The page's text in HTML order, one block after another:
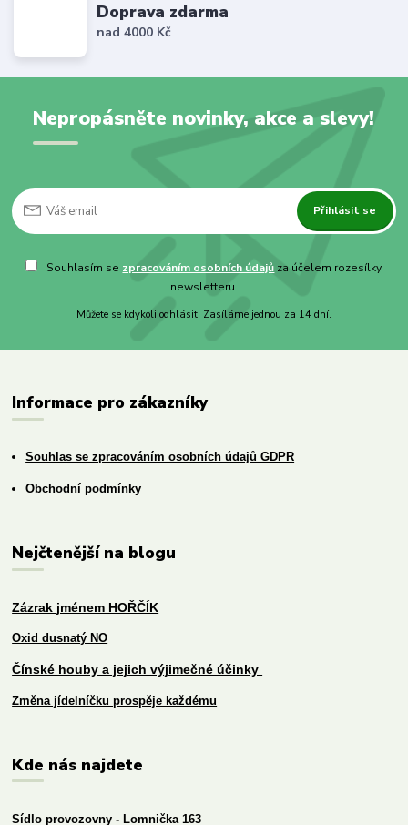
Doprava zdarma
nad 4000 Kč
Nepropásněte novinky, akce a slevy!
Přihlásit se
Souhlasím se zpracováním osobních údajů za účelem rozesílky
newsletteru.
Můžete se kdykoli odhlásit. Zasíláme jednou za 14 dní.
Informace pro zákazníky
Souhlas se zpracováním osobních údajů GDPR
Obchodní podmínky
Nejčtenější na blogu
Zázrak jménem HOŘČÍK
Oxid dusnatý NO
Čínské houby a jejich výjimečné účinky
Změna jídelníčku prospěje každému
Kde nás najdete
Sídlo provozovny - Lomnička 163